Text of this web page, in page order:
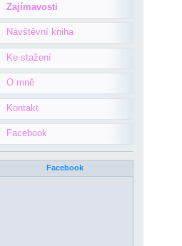
Zajímavosti
Návštěvní kniha
Ke stažení
O mně
Kontakt
Facebook
Facebook